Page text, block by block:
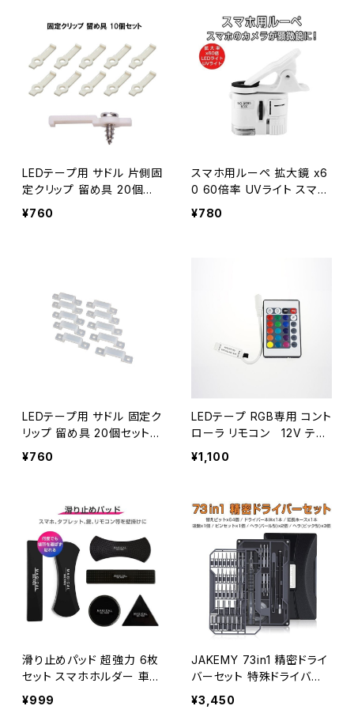
LEDテープ用 サドル 片側固
定クリップ 留め具 20個セ
ット テープLED ネジなし
¥760
スマホ用ルーペ 拡大鏡 x6
0 60倍率 UVライト スマホ
用マイクロスコープ スマホ
¥780
LEDテープ用 サドル 固定ク
リップ 留め具 20個セット
テープLED 送料無料 1ヶ月
¥760
LEDテープ RGB専用 コント
ローラ リモコン 12V テー
プLED用 1ヶ月保証「MINI-
RGB-CTRL.D」
¥1,100
滑り止めパッド 超強力 6枚
セット スマホホルダー 車載
粘着ゴム マット 吸着 壁掛
¥999
JAKEMY 73in1 精密ドライ
バーセット 特殊ドライバー
磁石付き ネジ回し 修理キ
ット 多機能ツール 1ヶ月保
¥3,450